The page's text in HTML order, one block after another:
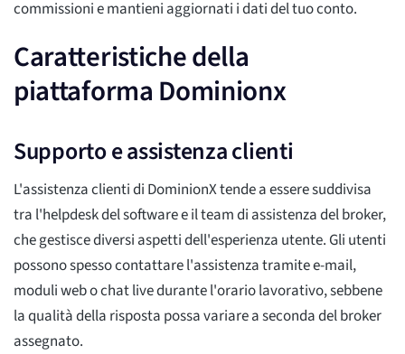
commissioni e mantieni aggiornati i dati del tuo conto.
Caratteristiche della
piattaforma Dominionx
Supporto e assistenza clienti
L'assistenza clienti di DominionX tende a essere suddivisa
tra l'helpdesk del software e il team di assistenza del broker,
che gestisce diversi aspetti dell'esperienza utente. Gli utenti
possono spesso contattare l'assistenza tramite e-mail,
moduli web o chat live durante l'orario lavorativo, sebbene
la qualità della risposta possa variare a seconda del broker
assegnato.